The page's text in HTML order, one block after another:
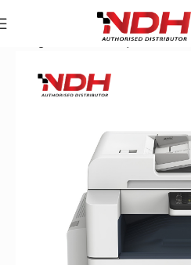
Danh Mục Sản Phẩm